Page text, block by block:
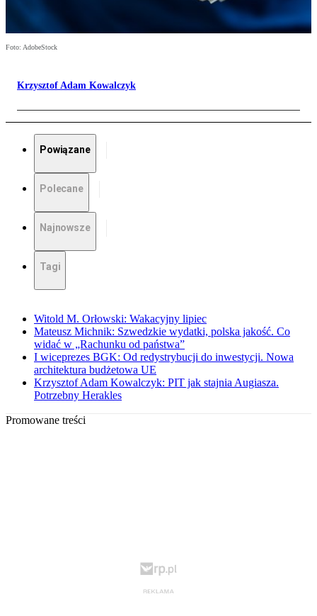
Foto: AdobeStock
Krzysztof Adam Kowalczyk
Powiązane
Polecane
Najnowsze
Tagi
Witold M. Orłowski: Wakacyjny lipiec
Mateusz Michnik: Szwedzkie wydatki, polska jakość. Co
widać w „Rachunku od państwa”
I wiceprezes BGK: Od redystrybucji do inwestycji. Nowa
architektura budżetowa UE
Krzysztof Adam Kowalczyk: PIT jak stajnia Augiasza.
Potrzebny Herakles
Promowane treści